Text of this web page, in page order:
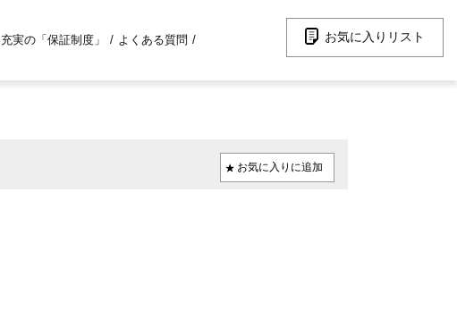
充実の「保証制度」 よくある質問 お気に入りリスト